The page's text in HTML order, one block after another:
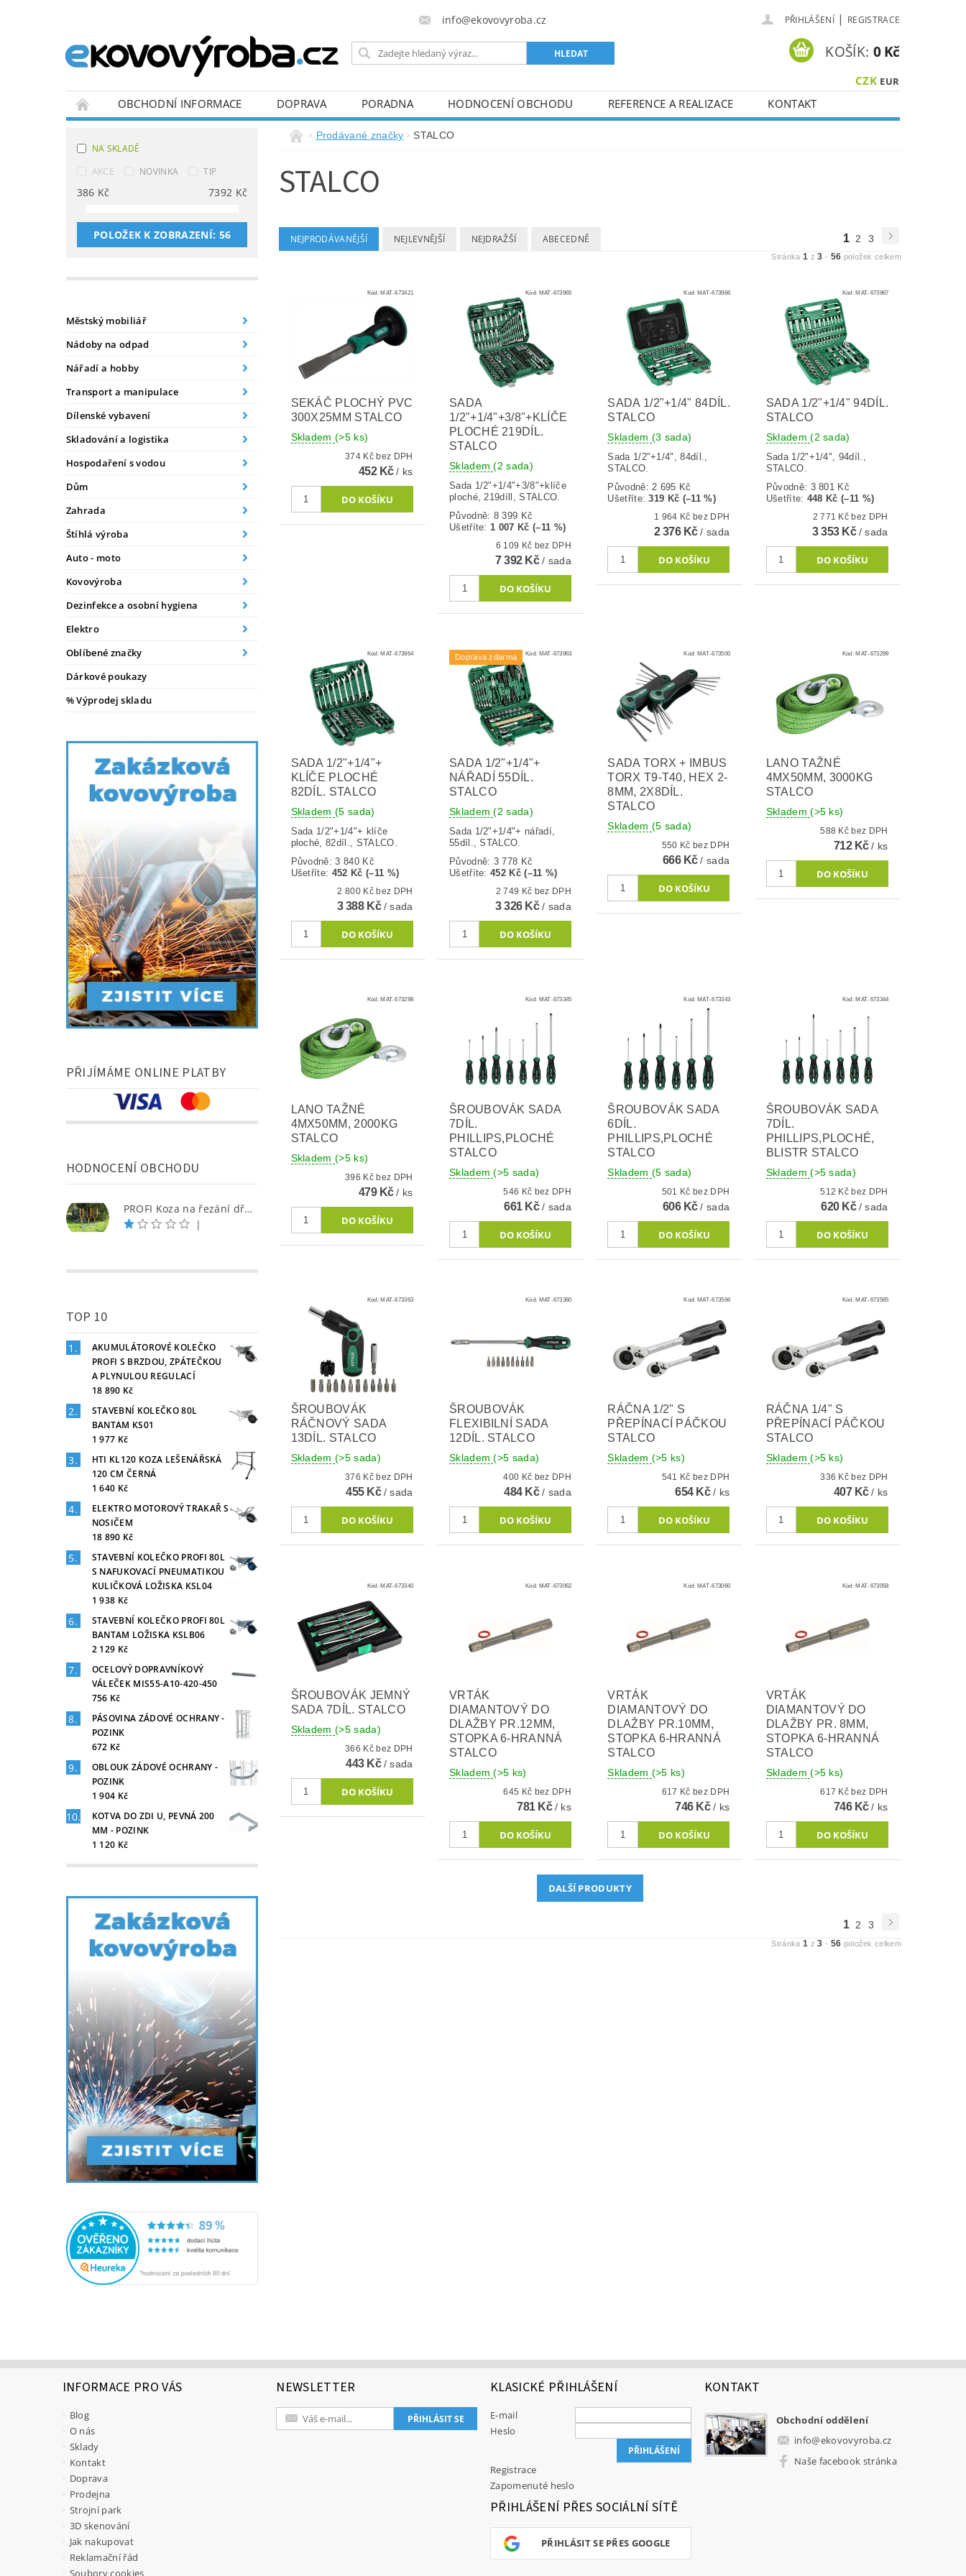
info@ekovovyroba.cz PŘIHLÁŠENÍ | REGISTRACE
CZK EUR
KOŠÍK: 0 Kč
OBCHODNÍ INFORMACE DOPRAVA PORADNA HODNOCENÍ OBCHODU REFERENCE A REALIZACE
KONTAKT
NA SKLADĚ
AKCE
NOVINKA TIP
386 Kč 7392 Kč
POLOŽEK K ZOBRAZENÍ: 56
Městský mobiliář
Nádoby na odpad
Nářadí a hobby
Transport a manipulace
Dílenské vybavení
Skladování a logistika
Hospodaření s vodou
Dům
Zahrada
Štíhlá výroba
Auto - moto
Kovovýroba
Dezinfekce a osobní hygiena
Elektro
Oblíbené značky
Dárkové poukazy
% Výprodej skladu
PŘIJÍMÁME ONLINE PLATBY
HODNOCENÍ OBCHODU
PROFI Koza na řezání dřeva - S
|
TOP 10
AKUMULÁTOROVÉ KOLEČKO
PROFI S BRZDOU, ZPÁTEČKOU
A PLYNULOU REGULACÍ
18 890 Kč
STAVEBNÍ KOLEČKO 80L
BANTAM KS01
1 977 Kč
HTI KL120 KOZA LEŠENÁŘSKÁ
120 CM ČERNÁ
1 640 Kč
ELEKTRO MOTOROVÝ TRAKAŘ S
NOSIČEM
18 890 Kč
STAVEBNÍ KOLEČKO PROFI 80L
S NAFUKOVACÍ PNEUMATIKOU
KULIČKOVÁ LOŽISKA KSL04
1 938 Kč
STAVEBNÍ KOLEČKO PROFI 80L
BANTAM LOŽISKA KSLB06
2 129 Kč
OCELOVÝ DOPRAVNÍKOVÝ
VÁLEČEK MIS55-A10-420-450
756 Kč
PÁSOVINA ZÁDOVÉ OCHRANY -
POZINK
672 Kč
OBLOUK ZÁDOVÉ OCHRANY -
POZINK
1 904 Kč
KOTVA DO ZDI U, PEVNÁ 200
MM - POZINK
1 120 Kč
Prodávané značky STALCO
STALCO
NEJPRODÁVANĚJŠÍ NEJLEVNĚJŠÍ NEJDRAŽŠÍ ABECEDNĚ 1 2 3
Stránka1 z3 - 56 položek celkem
Kód:MAT-673421
SEKÁČ PLOCHÝ PVC
300X25MM STALCO
Skladem(>5 ks)
374 Kč bez DPH
452 Kč/ ks
Kód: MAT-673965
SADA
1/2"+1/4"+3/8"+KLÍČE
PLOCHÉ 219DÍL.
STALCO
Skladem(2 sada)
Sada 1/2"+1/4"+3/8"+klíče
ploché, 219díll, STALCO.
Původně: 8 399 Kč
Ušetříte: 1 007 Kč (–11 %)
6 109 Kč bez DPH
7 392 Kč/ sada
Kód: MAT-673966
SADA 1/2"+1/4" 84DÍL.
STALCO
Skladem (3 sada)
Sada 1/2"+1/4", 84díl.,
STALCO.
Původně: 2 695 Kč
Ušetříte:319 Kč (–11 %)
1 964 Kč bez DPH
2 376 Kč/ sada
Kód:MAT-673967
SADA 1/2"+1/4" 94DÍL.
STALCO
Skladem(2 sada)
Sada 1/2"+1/4", 94díl.,
STALCO.
Původně: 3 801 Kč
Ušetříte: 448 Kč (–11 %)
2 771 Kč bez DPH
3 353 Kč/ sada
Kód:MAT-673964
SADA 1/2"+1/4"+
KLÍČE PLOCHÉ
82DÍL. STALCO
Skladem(5 sada)
Sada 1/2"+1/4"+ klíče
ploché, 82díl., STALCO.
Původně:3 840 Kč
Ušetříte: 452 Kč (–11 %)
2 800 Kč bez DPH
3 388 Kč/ sada
Doprava zdarma Kód: MAT-673963
SADA 1/2"+1/4"+
NÁŘADÍ 55DÍL.
STALCO
Skladem(2 sada)
Sada 1/2"+1/4"+ nářadí,
55díl., STALCO.
Původně: 3 778 Kč
Ušetříte:452 Kč (–11 %)
2 749 Kč bez DPH
3 326 Kč/ sada
Kód: MAT-673500
SADA TORX + IMBUS
TORX T9-T40, HEX 2-
8MM, 2X8DÍL.
STALCO
Skladem (5 sada)
550 Kč bez DPH
666 Kč/ sada
Kód:MAT-673299
LANO TAŽNÉ
4MX50MM, 3000KG
STALCO
Skladem(>5 ks)
588 Kč bez DPH
712 Kč/ ks
Kód:MAT-673298
LANO TAŽNÉ
4MX50MM, 2000KG
STALCO
Skladem(>5 ks)
396 Kč bez DPH
479 Kč/ ks
Kód: MAT-673345
ŠROUBOVÁK SADA
7DÍL.
PHILLIPS,PLOCHÉ
STALCO
Skladem(>5 sada)
546 Kč bez DPH
661 Kč/ sada
Kód: MAT-673343
ŠROUBOVÁK SADA
6DÍL.
PHILLIPS,PLOCHÉ
STALCO
Skladem (5 sada)
501 Kč bez DPH
606 Kč/ sada
Kód:MAT-673344
ŠROUBOVÁK SADA
7DÍL.
PHILLIPS,PLOCHÉ,
BLISTR STALCO
Skladem(>5 sada)
512 Kč bez DPH
620 Kč/ sada
Kód:MAT-673363
ŠROUBOVÁK
RÁČNOVÝ SADA
13DÍL. STALCO
Skladem(>5 sada)
376 Kč bez DPH
455 Kč/ sada
Kód: MAT-673360
ŠROUBOVÁK
FLEXIBILNÍ SADA
12DÍL. STALCO
Skladem(>5 sada)
400 Kč bez DPH
484 Kč/ sada
Kód: MAT-673566
RÁČNA 1/2" S
PŘEPÍNACÍ PÁČKOU
STALCO
Skladem (>5 ks)
541 Kč bez DPH
654 Kč/ ks
Kód:MAT-673565
RÁČNA 1/4" S
PŘEPÍNACÍ PÁČKOU
STALCO
Skladem(>5 ks)
336 Kč bez DPH
407 Kč/ ks
Kód:MAT-673340
ŠROUBOVÁK JEMNÝ
SADA 7DÍL. STALCO
Skladem(>5 sada)
366 Kč bez DPH
443 Kč/ sada
Kód: MAT-673062
VRTÁK
DIAMANTOVÝ DO
DLAŽBY PR.12MM,
STOPKA 6-HRANNÁ
STALCO
Skladem(>5 ks)
645 Kč bez DPH
781 Kč/ ks
Kód: MAT-673060
VRTÁK
DIAMANTOVÝ DO
DLAŽBY PR.10MM,
STOPKA 6-HRANNÁ
STALCO
Skladem (>5 ks)
617 Kč bez DPH
746 Kč/ ks
Kód:MAT-673058
VRTÁK
DIAMANTOVÝ DO
DLAŽBY PR. 8MM,
STOPKA 6-HRANNÁ
STALCO
Skladem(>5 ks)
617 Kč bez DPH
746 Kč/ ks
DALŠÍ PRODUKTY
1 2 3
Stránka1 z3 - 56 položek celkem
INFORMACE PRO VÁS
Blog
O nás
Sklady
Kontakt
Doprava
Prodejna
Strojní park
3D skenování
Jak nakupovat
Reklamační řád
Soubory cookies
NEWSLETTER KLASICKÉ PŘIHLÁŠENÍ
E-mail
Heslo
Registrace
Zapomenuté heslo
PŘIHLÁŠENÍ PŘES SOCIÁLNÍ SÍTĚ
PŘIHLÁSIT SE PŘES GOOGLE
KONTAKT
Obchodní oddělení
info@ekovovyroba.cz
Naše facebook stránka